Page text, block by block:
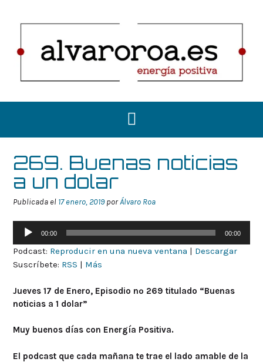
269. Buenas noticias
a un dolar
Publicada el 17 enero, 2019porÁlvaro Roa
Reproductor
audio
00:00 00:00
Podcast: Reproducir en una nueva ventana | Descargar
Suscríbete: RSS | Más
Jueves 17 de Enero, Episodio nº 269 titulado “Buenas
noticias a 1 dolar”
Muy buenos días con Energía Positiva.
El podcast que cada mañana te trae el lado amable de la